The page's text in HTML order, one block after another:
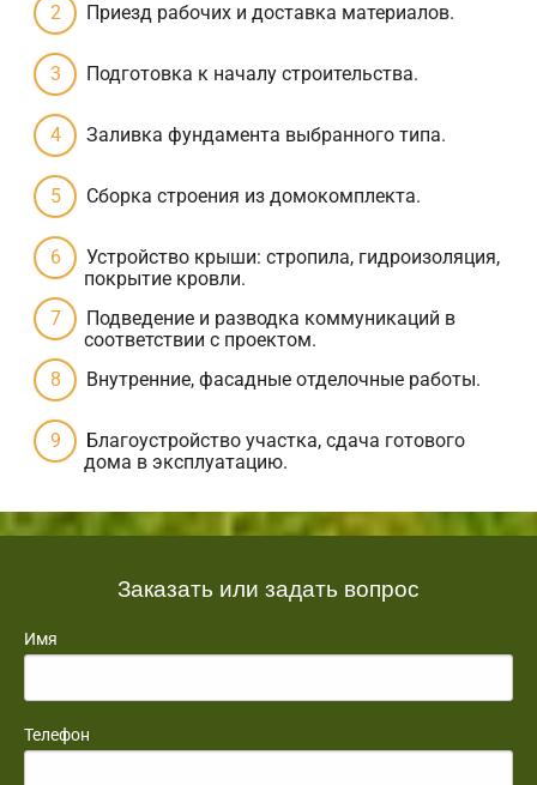
Приезд рабочих и доставка материалов.
Подготовка к началу строительства.
Заливка фундамента выбранного типа.
Сборка строения из домокомплекта.
Устройство крыши: стропила, гидроизоляция,
покрытие кровли.
Подведение и разводка коммуникаций в
соответствии с проектом.
Внутренние, фасадные отделочные работы.
Благоустройство участка, сдача готового
дома в эксплуатацию.
Заказать или задать вопрос
Имя
Телефон